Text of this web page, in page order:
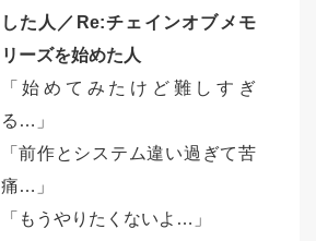
した人／Re:チェインオブメモ
リーズを始めた人
「始めてみたけど難しすぎ
る…」
「前作とシステム違い過ぎて苦
痛…」
「もうやりたくないよ…」